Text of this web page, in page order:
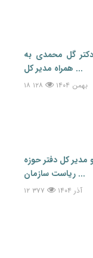
گل محمدی به
همراه مدیر کل ...
۱۸ بهمن ۱۴۰۴ ۱۲۸
مدیر‌ کل دفتر حوزه
ریاست سازمان ...
۱۲ آذر ۱۴۰۴ ۳۷۷